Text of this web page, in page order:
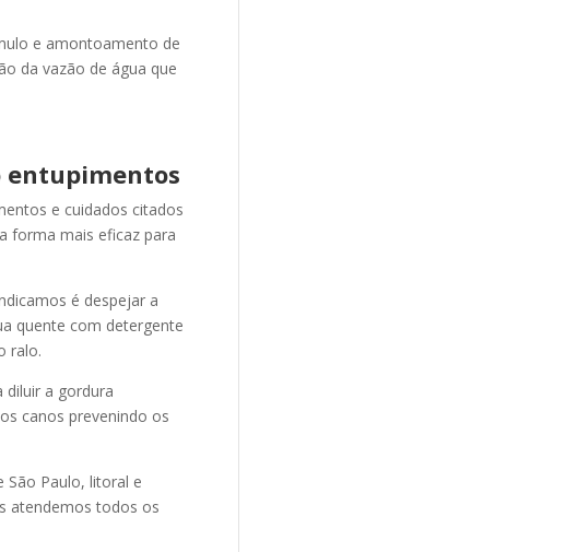
e amontoamento de
da vazão de água que
entupimentos
e cuidados citados
forma mais eficaz para
é despejar a
quente com detergente
ralo.
diluir a gordura
canos prevenindo os
Paulo, litoral e
atendemos todos os